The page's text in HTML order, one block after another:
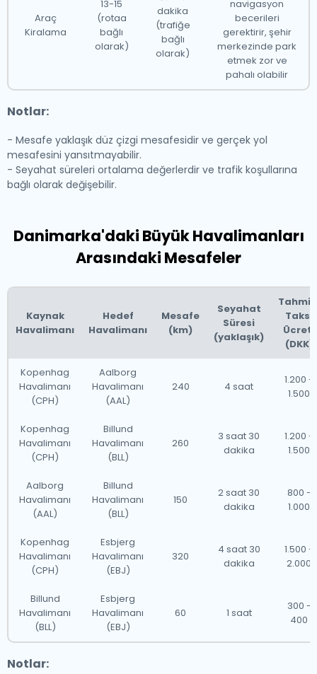
Stockholm'ün kültürel festivalleri, Stockholm Caz
Festivali ve Nobel Ödülü kutlamaları gibi, dünyanın dört
bir yanından ziyaretçileri çekerek, İskandinav sanatı ve
tarihine ilgi duyan herkes için ziyaret edilmesi gereken
Diğer Komşu Şehirler
Stockholm'ün ötesinde, Hamburg ve Oslo gibi diğer
yakın şehirler kendi benzersiz cazibelerini
canlı müzik sahnesi ve Speicherstadt bölgesindeki
tarihi depoları ile ünlüdür. Norveç'in başkenti Oslo,
modern mimarisi, Viking Gemi Müzesi ve etkileyici fjord
manzaraları ile tanınmaktadır.
Danimarka'ya kısa bir mesafede bulunan bu komşu
şehirler, İskandinavya'nın zengin kültürel ve tarihi
dokusunu keşfetmek için mükemmel fırsatlar
sunmaktadır. Stockholm'ün sanat galerilerini ziyaret
ediyor olun ya da Oslo'nun fjordlarını keşfediyor olun,
sadece birkaç adım uzakta çeşitli ve zengin
deneyimler sunmaktadır.
Araç
Kiralama
13-15
(rotaa
bağlı
olarak)
dakika
(trafiğe
bağlı
olarak)
navigasyon
becerileri
gerektirir, şehir
merkezinde park
etmek zor ve
pahalı olabilir
Notlar:
- Mesafe yaklaşık düz çizgi mesafesidir ve gerçek yol
mesafesini yansıtmayabilir.
- Seyahat süreleri ortalama değerlerdir ve trafik koşullarına
bağlı olarak değişebilir.
Danimarka'daki Büyük Havalimanları
Arasındaki Mesafeler
Kaynak
Havalimanı
Hedef
Havalimanı
Mesafe
(km)
Seyahat
Süresi
(yaklaşık)
Taksi
Ücreti
(DKK)
Kopenhag
Havalimanı
(CPH)
Aalborg
Havalimanı
(AAL)
240 4 saat
1.200 -
1.500
Kopenhag
Havalimanı
(CPH)
Billund
Havalimanı
(BLL)
260
3 saat 30
dakika
1.200 -
1.500
Aalborg
Havalimanı
(AAL)
Billund
Havalimanı
(BLL)
150
2 saat 30
dakika
800 -
1.000
Kopenhag
Havalimanı
(CPH)
Esbjerg
Havalimanı
(EBJ)
320
4 saat 30
dakika
1.500 -
2.000
Billund
Havalimanı
(BLL)
Esbjerg
Havalimanı
(EBJ)
60 1 saat
300 -
400
Notlar: